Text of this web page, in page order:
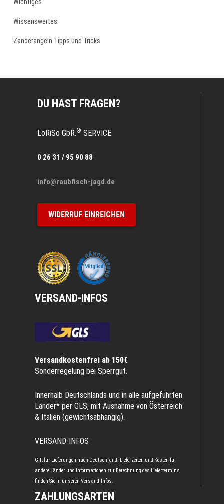
Wissenswertes
Zanderangeln Tipps und Tricks
DU HAST FRAGEN?
LoRiSo GbR.® SERVICE
0 26 31 / 95 90 88
info@raubfisch-jagd.de
WIDERRUF EINREICHEN
VERSAND-INFOS
Versandkostenfrei ab 150€
Sonderregelung bei Sperrgut.
Innerhalb Deutschlands und in alle aufgeführten
Länder* per GLS, mit Ausnahme von Österreich
& Italien (gewichtsabhängig).
VERSAND-INFOS
Gilt für Lieferungen nach Deutschland. Lieferzeiten und Kosten für
andere Länder und Informationen zur Berechnung des Liefertermins
finden Sie in unseren Versand-Infos.
ZAHLUNGSARTEN